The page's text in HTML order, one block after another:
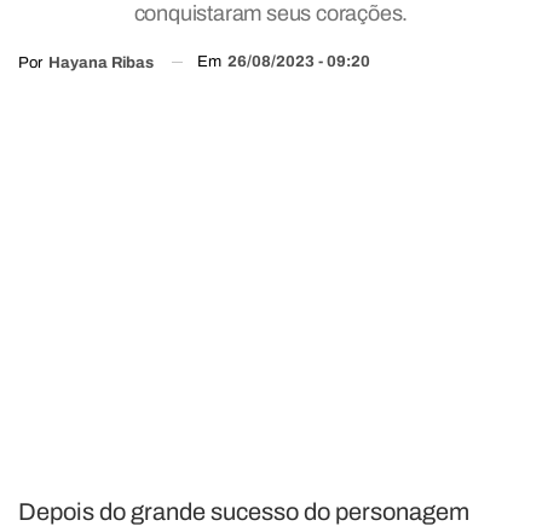
conquistaram seus corações.
Por Hayana Ribas Em 26/08/2023 - 09:20
Depois do grande sucesso do personagem